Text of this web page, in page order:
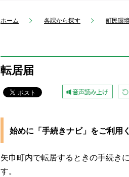
ホーム 各課から探す 町民環
転居届
始めに「手続きナビ」をご利用
矢巾町内で転居するときの手続き
す。